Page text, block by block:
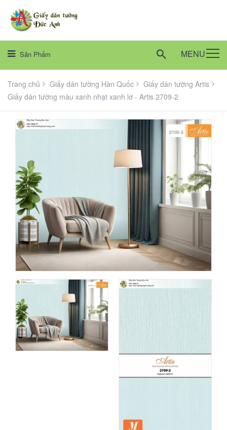
Sản Phẩm MENU
Trang chủ Giấy dán tường Hàn Quốc
Giấy dán tường Artis
Giấy dán tường màu xanh nhạt xanh lơ - Artis 2709-2